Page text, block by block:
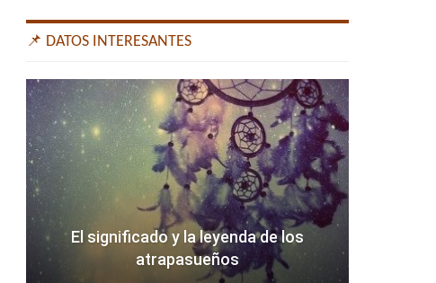
📌 DATOS INTERESANTES
El significado y la leyenda de los
atrapasueños